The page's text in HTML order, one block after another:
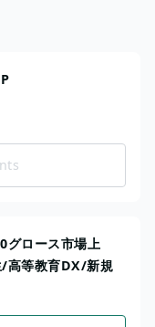
グロース市場上
高等教育DX/新規